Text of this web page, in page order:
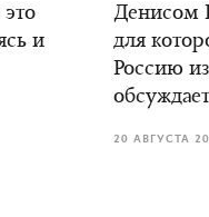
это
и
Денисом
для
Россию
20 АВГУСТА